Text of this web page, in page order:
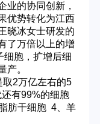
业的协同创新，
优势转化为江西
晓冰女士研发的
了万倍以上的增
细胞，扩增后细
产。
2万亿左右的5
有99%的细胞
肪干细胞 4、羊